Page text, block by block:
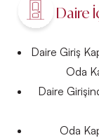
Daire
Daire Giriş
Oda
Daire
Oda